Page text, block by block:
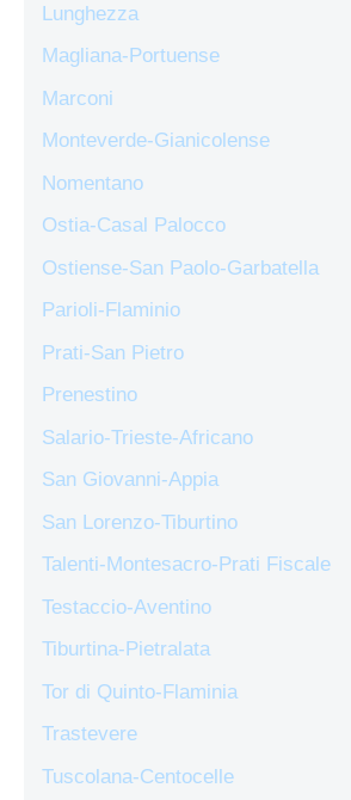
Lunghezza
Magliana-Portuense
Marconi
Monteverde-Gianicolense
Nomentano
Ostia-Casal Palocco
Ostiense-San Paolo-Garbatella
Parioli-Flaminio
Prati-San Pietro
Prenestino
Salario-Trieste-Africano
San Giovanni-Appia
San Lorenzo-Tiburtino
Talenti-Montesacro-Prati Fiscale
Testaccio-Aventino
Tiburtina-Pietralata
Tor di Quinto-Flaminia
Trastevere
Tuscolana-Centocelle